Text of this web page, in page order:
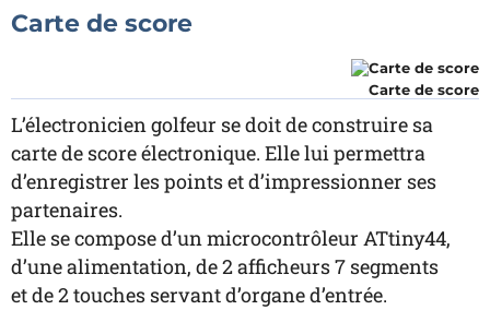
Carte de score
Carte de score
L’électronicien golfeur se doit de construire sa
carte de score électronique. Elle lui permettra
d’enregistrer les points et d’impressionner ses
partenaires.
Elle se compose d’un microcontrôleur ATtiny44,
d’une alimentation, de 2 afficheurs 7 segments
et de 2 touches servant d’organe d’entrée.